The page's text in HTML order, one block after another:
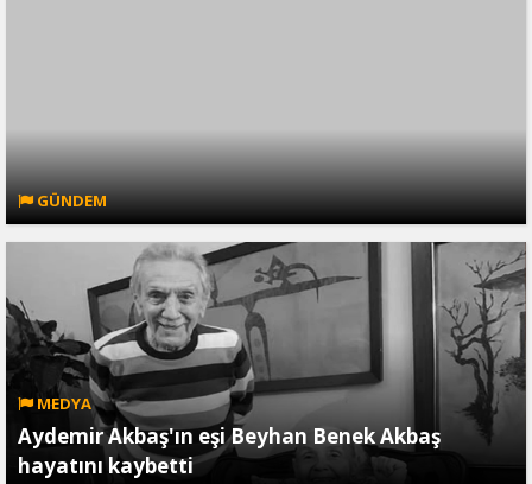
GÜNDEM
MEDYA
Aydemir Akbaş'ın eşi Beyhan Benek Akbaş
hayatını kaybetti